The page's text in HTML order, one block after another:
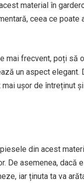
material în
ceea ce poate
mai frecvent, poți să
un aspect elegant.
ușor de întreținut
din acest
De asemenea, dacă
iar ținuta ta va